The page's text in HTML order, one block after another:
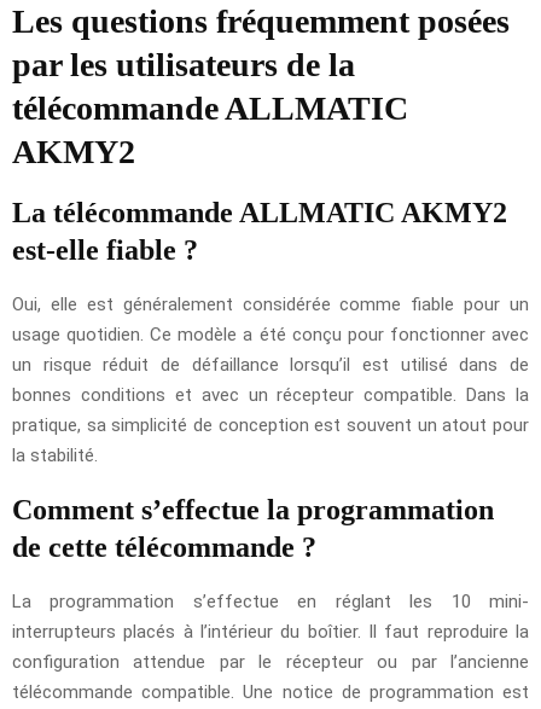
Les questions fréquemment posées
par les utilisateurs de la
télécommande ALLMATIC
AKMY2
La télécommande ALLMATIC AKMY2
est-elle fiable ?
Oui, elle est généralement considérée comme fiable pour un
usage quotidien. Ce modèle a été conçu pour fonctionner avec
un risque réduit de défaillance lorsqu’il est utilisé dans de
bonnes conditions et avec un récepteur compatible. Dans la
pratique, sa simplicité de conception est souvent un atout pour
la stabilité.
Comment s’effectue la programmation
de cette télécommande ?
La programmation s’effectue en réglant les 10 mini-
interrupteurs placés à l’intérieur du boîtier. Il faut reproduire la
configuration attendue par le récepteur ou par l’ancienne
télécommande compatible. Une notice de programmation est